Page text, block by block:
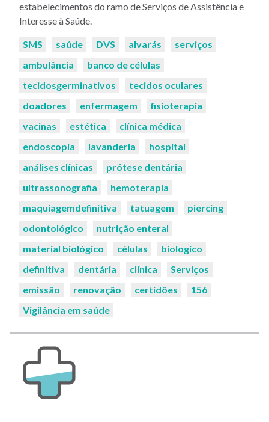
estabelecimentos do ramo de Serviços de Assistência e
Interesse à Saúde.
Palavras-
SMS saúde DVS alvarás
serviços
ambulância
banco de células
tecidosgerminativos
tecidos oculares
doadores
enfermagem
fisioterapia
vacinas
estética
clínica médica
endoscopia
lavanderia
hospital
análises clínicas
prótese dentária
ultrassonografia
hemoterapia
maquiagemdefinitiva
tatuagem
piercing
odontológico
nutrição enteral
material biológico
células
biologico
definitiva
dentária clínica
Serviços
emissão
renovação certidões
156
Vigilância em saúde